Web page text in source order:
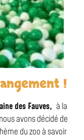
!
des Fauves, à la
avons décidé de
du zoo à savoir